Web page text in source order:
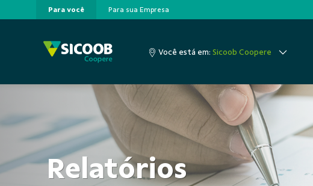
Pular para o Conteúdo principal
Para você Para sua Empresa
Você está em:Sicoob Coopere
Relatórios